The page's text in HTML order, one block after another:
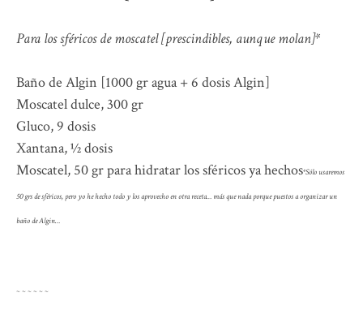
Para los sféricos de moscatel [prescindibles, aunque molan]*
Baño de Algin [1000 gr agua + 6 dosis Algin]
Moscatel dulce, 300 gr
Gluco, 9 dosis
Xantana, ½ dosis
Moscatel, 50 gr para hidratar los sféricos ya hechos*Sólo usaremos
50 grs de sféricos, pero yo he hecho todo y los aprovecho en otra receta… más que nada porque puestos a organizar un
baño de Algin…
~ ~ ~ ~ ~ ~